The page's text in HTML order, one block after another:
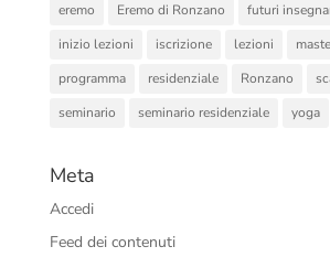
eremo
Eremo di Ronzano futuri
inizio lezioni
iscrizione lezioni
programma
residenziale Ronzano
seminario
seminario residenziale yoga
Meta
Accedi
Feed dei contenuti